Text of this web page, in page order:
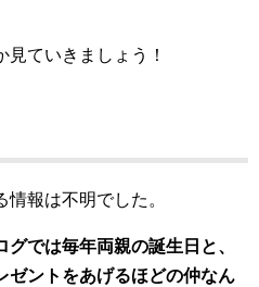
ていきましょう！
報は不明でした。
では毎年両親の誕生日と、
ゼントをあげるほどの仲なん